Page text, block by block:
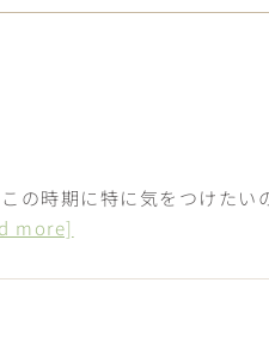
の時期に特に気をつけたい
more]